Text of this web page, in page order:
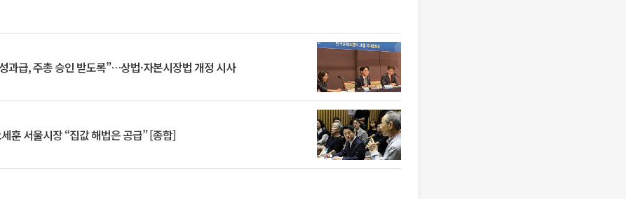
과급, 주총 승인 받도록”…상법·자본시장법 개정 시사
훈 서울시장 “집값 해법은 공급” [종합]